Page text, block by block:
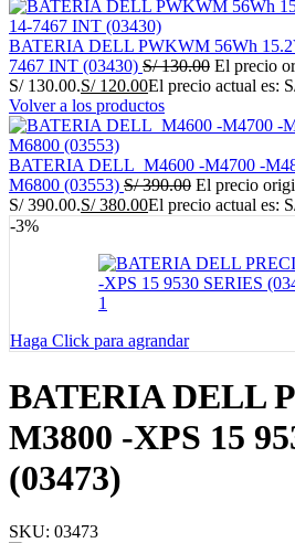
BATERIA DELL PWKWM 56Wh
7467 INT (03430) S/130.00 El precio
S/ 130.00.S/120.00El precio actual es:
Volver a los productos
BATERIA DELL_M4600 -M4700 -
M6800 (03553) S/390.00 El precio
S/ 390.00.S/380.00El precio actual es:
-3%
Haga Click para agrandar
BATERIA DELL
M3800 -XPS 15
(03473)
SKU: 03473